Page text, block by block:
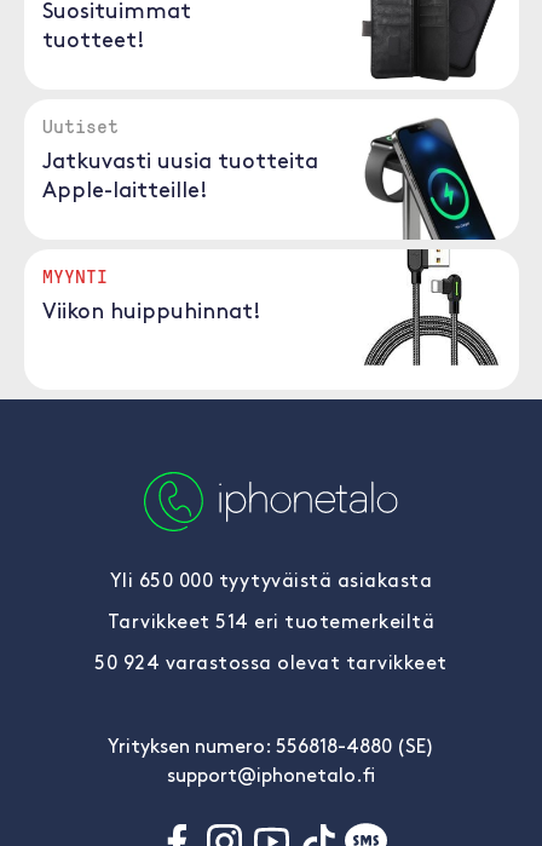
Suosituimmat
tuotteet!
Uutiset
Jatkuvasti uusia tuotteita
Apple-laitteille!
MYYNTI
Viikon huippuhinnat!
Yli 650 000 tyytyväistä asiakasta
Tarvikkeet 514 eri tuotemerkeiltä
50 924 varastossa olevat tarvikkeet
Yrityksen numero: 556818-4880 (SE)
support@iphonetalo.fi